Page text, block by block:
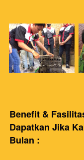
Benefit &
Dapatkan Jika
Bulan :